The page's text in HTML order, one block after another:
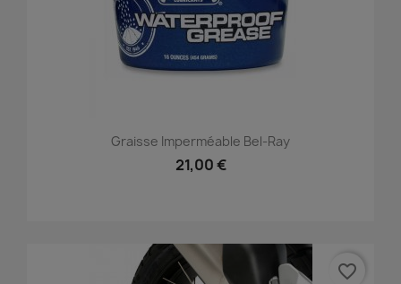
Graisse Imperméable Bel-Ray
21,00 €
favorite_border